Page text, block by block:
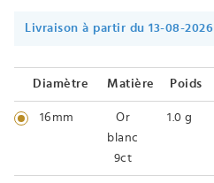
Livraison à partir du 13-08-2026
Diamètre Matière Poids
16mm
Or
blanc
9ct
1.0 g